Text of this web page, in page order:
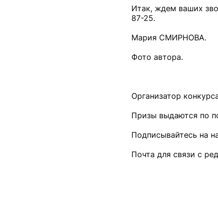
Итак, ждем ваших
87-25.
Мария СМИРНОВА.
Фото автора.
Организатор
Призы выдаются по
Подписывайтесь на
Почта для связи с